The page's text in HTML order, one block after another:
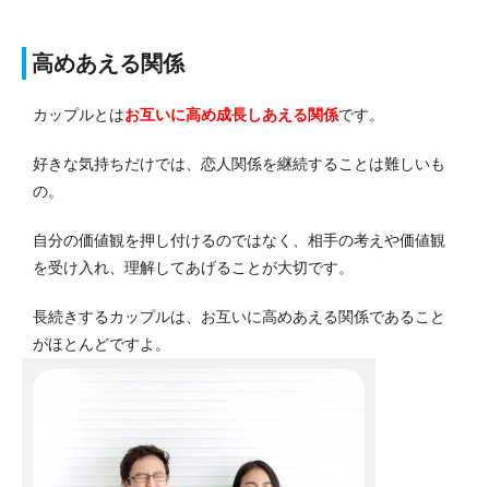
高めあえる関係
カップルとはお互いに高め成長しあえる関係です。
好きな気持ちだけでは、恋人関係を継続することは難しいも
の。
自分の価値観を押し付けるのではなく、相手の考えや価値観
を受け入れ、理解してあげることが大切です。
長続きするカップルは、お互いに高めあえる関係であること
がほとんどですよ。